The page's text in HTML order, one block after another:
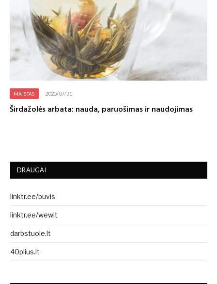
MAISTAS 2025/07/31
Širdažolės arbata: nauda, paruošimas ir naudojimas
DRAUGAI
linktr.ee/buvis
linktr.ee/wewlt
darbstuole.lt
40plius.lt